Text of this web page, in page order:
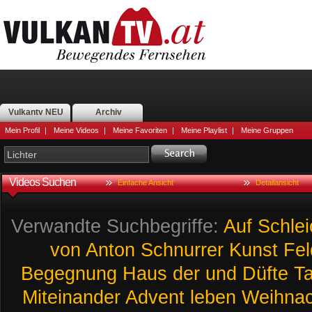
Vulkantv NEU Archiv
Mein Profil | Meine Videos | Meine Favoriten | Meine Playlist | Meine Gruppen
Videos Suchen Einfache Ansicht Detailansicht
Verwandte Suchbegriffe: Auf
von Anton Schnurrer Kunst
Begegnung Haus der und Düfte
Miteinander Advent leben